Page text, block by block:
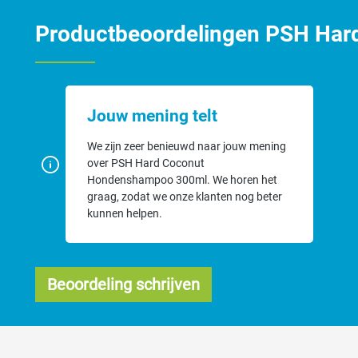
Aanbrengen op een natte vacht, wassen en krachtig inmasseren
Waarom PSH?
Natuurlijke geuren (lage allergenen) en geen dierlijke ingrediënten.
Professioneel ontwikkeld en geschikt voor thuisgebruik én
Tip: bij aanhoudende huidklachten of extreme jeuk: overleg met je
Productbeoordelingen PSH
Jouw mening telt
We zijn zeer benieuwd naar jouw mening
over PSH Hard Coconut
Hondenshampoo 300ml. We horen het
graag, zodat we onze klanten nog beter
kunnen helpen.
Beoordeling schrijven